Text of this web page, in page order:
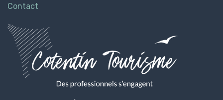
Contact